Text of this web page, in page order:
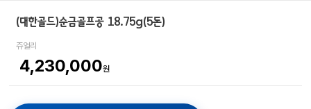
(대한골드)순금골프공 18.75g(5돈)
쥬얼리
4,230,000원